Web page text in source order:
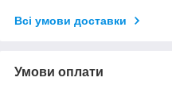
Всі умови доставки
Умови оплати